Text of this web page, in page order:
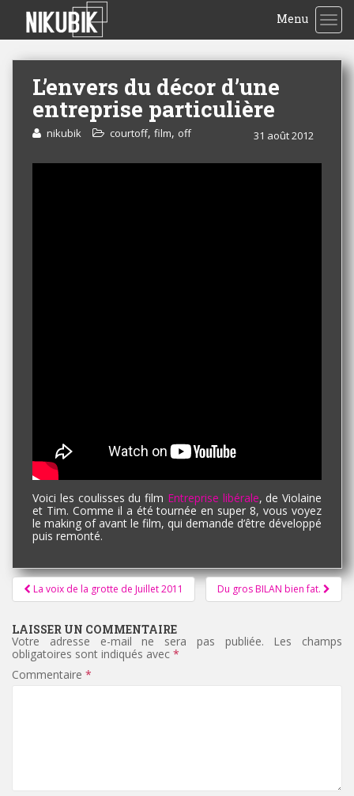
Menu
L’envers du décor d’une
entreprise particulière
31 août 2012
nikubik courtoff, film, off
Voici les coulisses du film Entreprise libérale, de Violaine
et Tim. Comme il a été tournée en super 8, vous voyez
le making of avant le film, qui demande d’être développé
puis remonté.
Pagination
d'article
La voix de la grotte de Juillet 2011 Du gros BILAN bien fat.
LAISSER UN COMMENTAIRE
Votre adresse e-mail ne sera pas publiée.
Les champs
obligatoires sont indiqués avec *
Commentaire *